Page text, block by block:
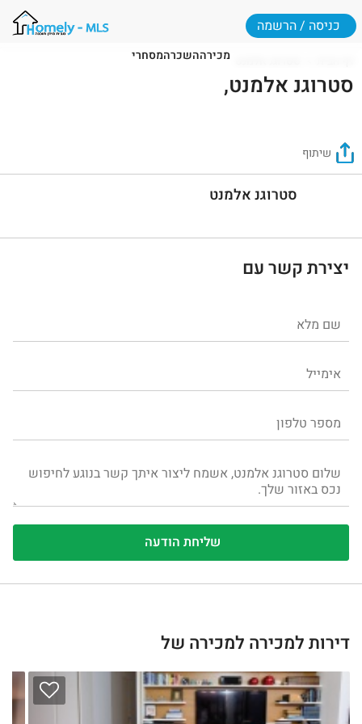
מכירההשכרהמסחרי
כניסה / הרשמה
סטרוגנ אלמנט,
שיתוף
סטרוגנ אלמנט
יצירת קשר עם
דירות למכירה למכירה של